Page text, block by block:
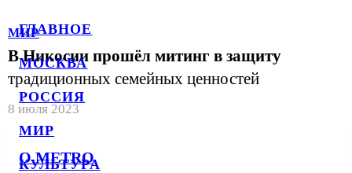
ГЛАВНОЕ
МОСКВА
РОССИЯ
МИР
КУЛЬТУРА
МИР
В Никосии прошёл митинг в защиту
традиционных семейных ценностей
8 июля 2023
О METRO